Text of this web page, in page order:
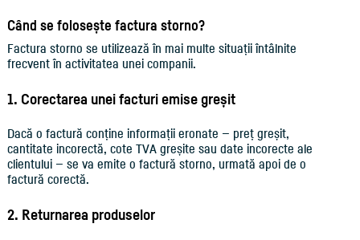
Când se folosește factura storno?
Factura storno se utilizează în mai multe situații întâlnite
frecvent în activitatea unei companii.
1. Corectarea unei facturi emise greșit
Dacă o factură conține informații eronate — preț greșit,
cantitate incorectă, cote TVA greșite sau date incorecte ale
clientului — se va emite o factură storno, urmată apoi de o
factură corectă.
2. Returnarea produselor